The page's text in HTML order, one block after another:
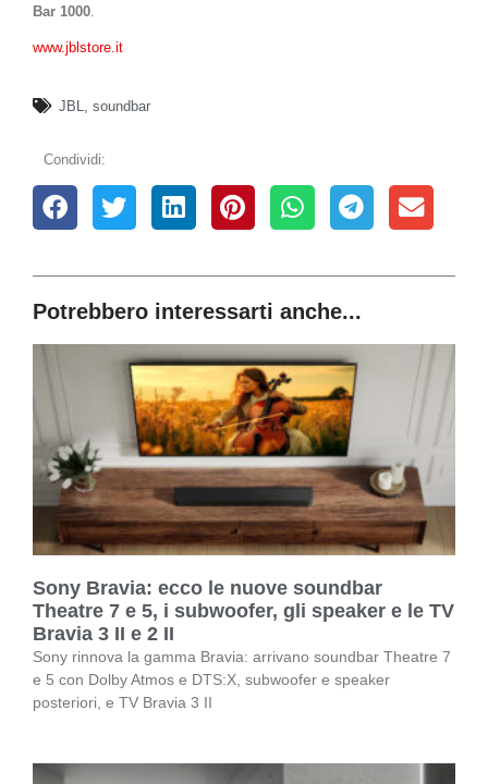
Bar 1000
www.jblstore.it
JBL soundbar
Condividi:
Potrebbero interessarti anche...
Sony Bravia: ecco le nuove soundbar
Theatre 7 e 5, i subwoofer, gli speaker e le TV
Bravia 3 II e 2 II
Sony rinnova la gamma Bravia: arrivano soundbar Theatre 7
e 5 con Dolby Atmos e DTS:X, subwoofer e speaker
posteriori, e TV Bravia 3 II